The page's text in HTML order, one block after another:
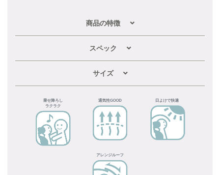
商品の特徴
スペック
サイズ
乗せ降ろし
ラクラク
通気性GOOD 日よけで快適
アレンジルーフ